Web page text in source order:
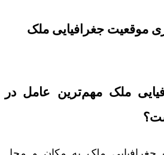
ملک مهم‌ترین عامل در